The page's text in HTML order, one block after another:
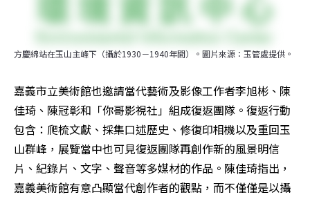
方慶綿站在玉山主峰下（攝於1930－1940年間）。圖片來源：玉管處提供。
嘉義市立美術館也邀請當代藝術及影像工作者李旭彬、陳
佳琦、陳冠彰和「你哥影視社」組成復返團隊。復返行動
包含：爬梳文獻、採集口述歷史、修復印相機以及重回玉
山群峰，展覽當中也可見復返團隊再創作新的風景明信
片、紀錄片、文字、聲音等多媒材的作品。陳佳琦指出，
嘉義美術館有意凸顯當代創作者的觀點，而不僅僅是以攝